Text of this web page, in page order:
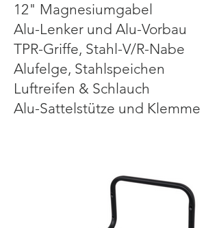
12" Magnesiumgabel
Alu-Lenker und Alu-Vorbau
TPR-Griffe, Stahl-V/R-Nabe
Alufelge, Stahlspeichen
Luftreifen & Schlauch
Alu-Sattelstütze und Klemme